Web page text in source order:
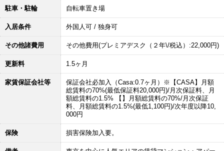
駐車・駐輪 自転車置き場
入居条件 外国人可 / 独身可
その他諸費用 その他費用(プレミアデスク（２年\/税込）:22,000円)
更新料 1.5ヶ月
家賃保証会社等
保証会社必加入（Casa:0.7ヶ月）※【CASA】月額
総賃料の70%(最低保証料20,000円)/月次保証料、月
額総賃料の1.5% 【】月額総賃料の70%/月次保証
料、月額総賃料の1.5%(最低1,100円)/次年度以降10,
000円
保険 損害保険加入要。